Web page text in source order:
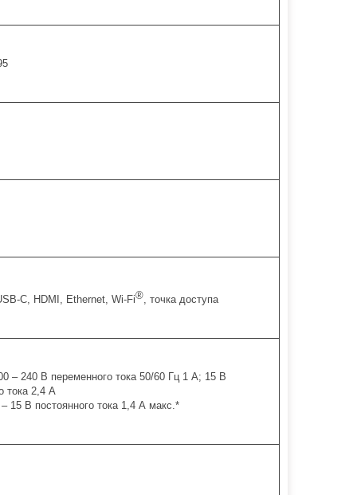
C, HDMI, Ethernet, Wi-Fi®, точка доступа
– 240 В переменного тока 50/60 Гц 1 А; 15 В
тока 2,4 А
15 В постоянного тока 1,4 А макс.*